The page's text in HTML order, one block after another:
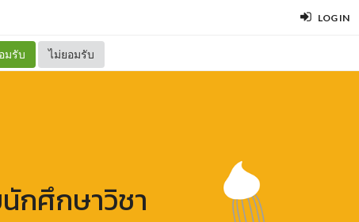
LOG IN
มรับ ไม่ยอมรับ
กศึกษาวิชา